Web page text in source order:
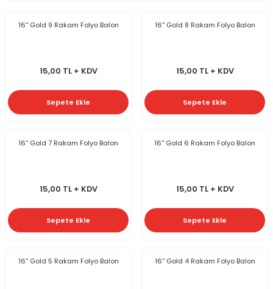
16'' Gold 9 Rakam Folyo Balon
15,00 TL + KDV
Sepete Ekle
16'' Gold 8 Rakam Folyo Balon
15,00 TL + KDV
Sepete Ekle
16'' Gold 7 Rakam Folyo Balon
15,00 TL + KDV
Sepete Ekle
16'' Gold 6 Rakam Folyo Balon
15,00 TL + KDV
Sepete Ekle
16'' Gold 5 Rakam Folyo Balon 16'' Gold 4 Rakam Folyo Balon